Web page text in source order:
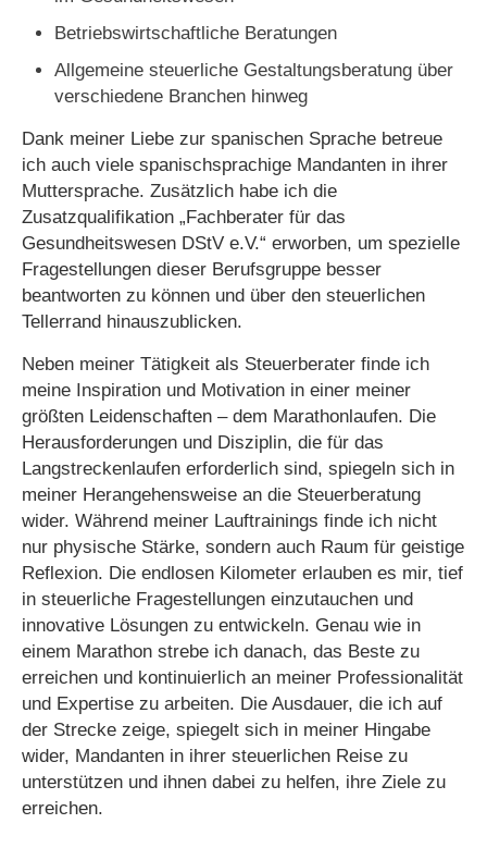
Betriebswirtschaftliche Beratungen
Allgemeine steuerliche Gestaltungsberatung über
verschiedene Branchen hinweg
Dank meiner Liebe zur spanischen Sprache betreue
ich auch viele spanischsprachige Mandanten in ihrer
Muttersprache. Zusätzlich habe ich die
Zusatzqualifikation „Fachberater für das
Gesundheitswesen DStV e.V.“ erworben, um spezielle
Fragestellungen dieser Berufsgruppe besser
beantworten zu können und über den steuerlichen
Tellerrand hinauszublicken.
Neben meiner Tätigkeit als Steuerberater finde ich
meine Inspiration und Motivation in einer meiner
größten Leidenschaften – dem Marathonlaufen. Die
Herausforderungen und Disziplin, die für das
Langstreckenlaufen erforderlich sind, spiegeln sich in
meiner Herangehensweise an die Steuerberatung
wider. Während meiner Lauftrainings finde ich nicht
nur physische Stärke, sondern auch Raum für geistige
Reflexion. Die endlosen Kilometer erlauben es mir, tief
in steuerliche Fragestellungen einzutauchen und
innovative Lösungen zu entwickeln. Genau wie in
einem Marathon strebe ich danach, das Beste zu
erreichen und kontinuierlich an meiner Professionalität
und Expertise zu arbeiten. Die Ausdauer, die ich auf
der Strecke zeige, spiegelt sich in meiner Hingabe
wider, Mandanten in ihrer steuerlichen Reise zu
unterstützen und ihnen dabei zu helfen, ihre Ziele zu
erreichen.